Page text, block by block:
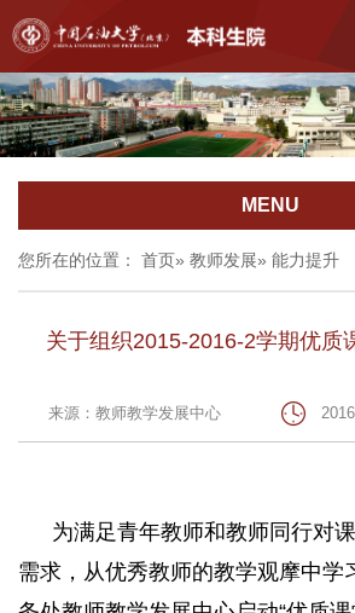
MENU
您所在的位置： 首页» 教师发展» 能力提升
关于组织2015-2016-2学期优质
来源：教师教学发展中心
为满足青年教师和教师同行对
需求，从优秀教师的教学观摩中学